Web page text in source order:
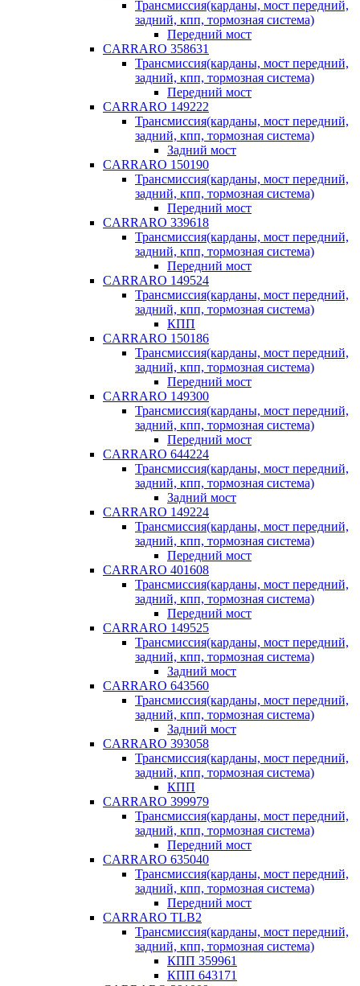
Трансмиссия(карданы, мост передний,
задний, кпп, тормозная система)
Передний мост
CARRARO 358631
Трансмиссия(карданы, мост передний,
задний, кпп, тормозная система)
Передний мост
CARRARO 149222
Трансмиссия(карданы, мост передний,
задний, кпп, тормозная система)
Задний мост
CARRARO 150190
Трансмиссия(карданы, мост передний,
задний, кпп, тормозная система)
Передний мост
CARRARO 339618
Трансмиссия(карданы, мост передний,
задний, кпп, тормозная система)
Передний мост
CARRARO 149524
Трансмиссия(карданы, мост передний,
задний, кпп, тормозная система)
КПП
CARRARO 150186
Трансмиссия(карданы, мост передний,
задний, кпп, тормозная система)
Передний мост
CARRARO 149300
Трансмиссия(карданы, мост передний,
задний, кпп, тормозная система)
Передний мост
CARRARO 644224
Трансмиссия(карданы, мост передний,
задний, кпп, тормозная система)
Задний мост
CARRARO 149224
Трансмиссия(карданы, мост передний,
задний, кпп, тормозная система)
Передний мост
CARRARO 401608
Трансмиссия(карданы, мост передний,
задний, кпп, тормозная система)
Передний мост
CARRARO 149525
Трансмиссия(карданы, мост передний,
задний, кпп, тормозная система)
Задний мост
CARRARO 643560
Трансмиссия(карданы, мост передний,
задний, кпп, тормозная система)
Задний мост
CARRARO 393058
Трансмиссия(карданы, мост передний,
задний, кпп, тормозная система)
КПП
CARRARO 399979
Трансмиссия(карданы, мост передний,
задний, кпп, тормозная система)
Передний мост
CARRARO 635040
Трансмиссия(карданы, мост передний,
задний, кпп, тормозная система)
Передний мост
CARRARO TLB2
Трансмиссия(карданы, мост передний,
задний, кпп, тормозная система)
КПП 359961
КПП 643171